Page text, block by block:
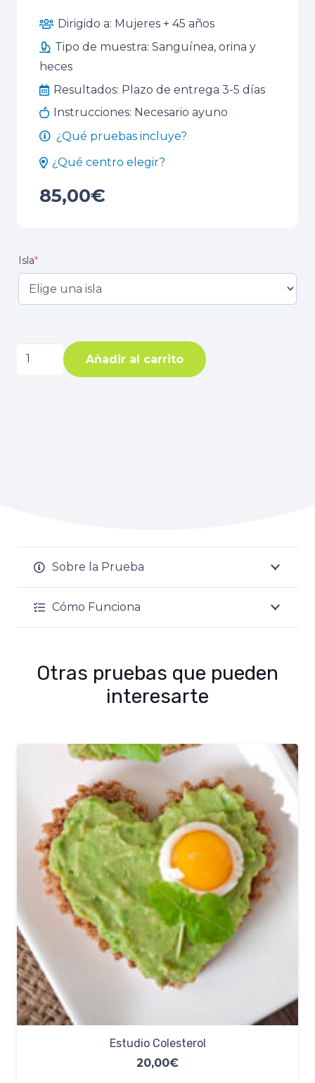
Dirigido a: Mujeres + 45 años
Tipo de muestra:Sanguínea, orina y
heces
Resultados: Plazo de entrega 3-5 días
Instrucciones: Necesario ayuno
¿Qué pruebas incluye?
¿Qué centro elegir?
85,00€
Isla*
Estudio
Añadir al carrito
Sobre la Prueba
Cómo Funciona
Otras pruebas que pueden
interesarte
Diabetes
18,00€